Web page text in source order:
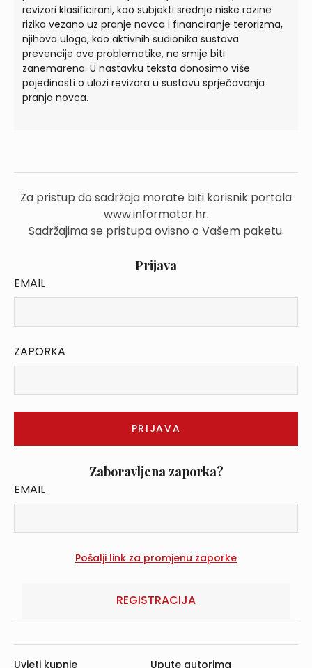
revizori klasificirani, kao subjekti srednje niske razine
rizika vezano uz pranje novca i financiranje terorizma,
njihova uloga, kao aktivnih sudionika sustava
prevencije ove problematike, ne smije biti
zanemarena. U nastavku teksta donosimo više
pojedinosti o ulozi revizora u sustavu sprječavanja
pranja novca.
Za pristup do sadržaja morate biti korisnik portala
www.informator.hr.
Sadržajima se pristupa ovisno o Vašem paketu.
Prijava
EMAIL
ZAPORKA
Zaboravljena zaporka?
EMAIL
REGISTRACIJA
Uvjeti kupnje Upute autorima